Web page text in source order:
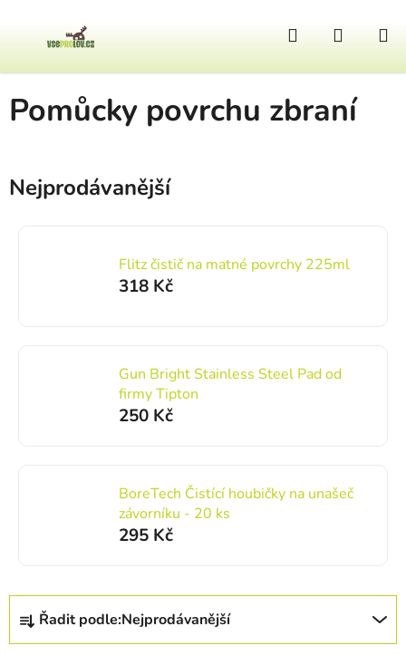
Hledat
Domů
Pomůcky povrchu zbraní
Nejprodávanější
Flitz čistič na matné povrchy 225ml
318 Kč
Gun Bright Stainless Steel Pad od
firmy Tipton
250 Kč
BoreTech Čistící houbičky na unašeč
závorníku - 20 ks
295 Kč
Řazení produktů
Řadit podle:Nejprodávanější